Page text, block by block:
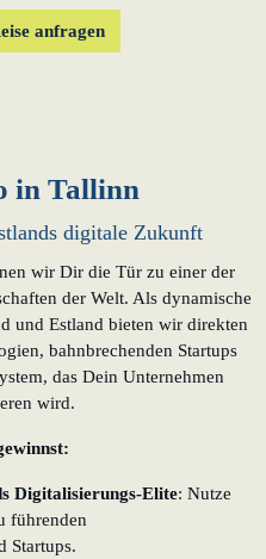
anfragen
in Tallinn
digitale Zukunft
wir Dir die Tür zu einer der
der Welt. Als dynamische
und Estland bieten wir direkten
bahnbrechenden Startups
das Dein Unternehmen
wird.
Digitalisierungs-Elite: Nutze
führenden
Startups.